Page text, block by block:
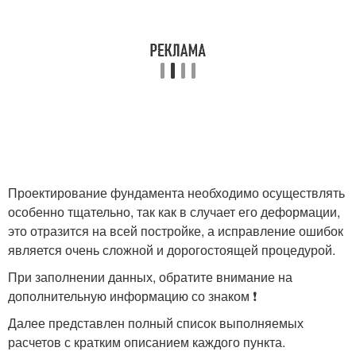
Проектирование фундамента необходимо осуществлять
особенно тщательно, так как в случает его деформации,
это отразится на всей постройке, а исправление ошибок
является очень сложной и дорогостоящей процедурой.
При заполнении данных, обратите внимание на
дополнительную информацию со знаком ❗
Далее представлен полный список выполняемых
расчетов с кратким описанием каждого пункта.